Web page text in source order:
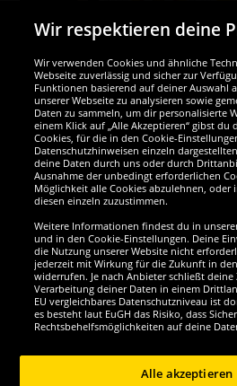
Wir sind
Werde
Wir respektieren deine
Wir verwenden Cookies und ähnliche
Webseite zuverlässig und sicher zur
Funktionen basierend auf deiner Auswahl
unserer Webseite zu analysieren sowie
Daten zu sammeln, um dir personalisierte
einem Klick auf „Alle Akzeptieren“ gibst du
Cookies, für die in den Cookie-
Datenschutzhinweisen einzeln
deine Daten durch uns oder durch
Ausnahme der unbedingt erforderlichen
Möglichkeit alle Cookies abzulehnen, oder
diesen einzeln zuzustimmen.
Weitere Informationen findest du in
und in den Cookie-Einstellungen. Deine
die Nutzung unserer Website nicht
jederzeit mit Wirkung für die Zukunft in
widerrufen. Je nach Anbieter schließt
Verarbeitung deiner Daten in einem
EU vergleichbares Datenschutzniveau ist
es besteht laut EuGH das Risiko, dass
Rechtsbehelfsmöglichkeiten auf deine
Alle akzeptieren